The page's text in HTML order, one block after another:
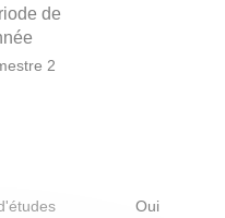
de
2
Oui